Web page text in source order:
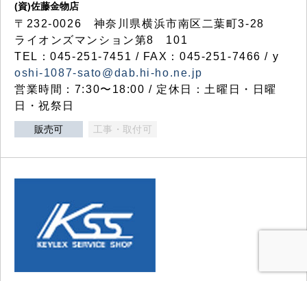
(資)佐藤金物店
〒232-0026 神奈川県横浜市南区二葉町3-28
ライオンズマンション第8 101
TEL：045-251-7451 / FAX：045-251-7466 / y
oshi-1087-sato@dab.hi-ho.ne.jp
営業時間：7:30〜18:00 / 定休日：土曜日・日曜
日・祝祭日
販売可 工事・取付可